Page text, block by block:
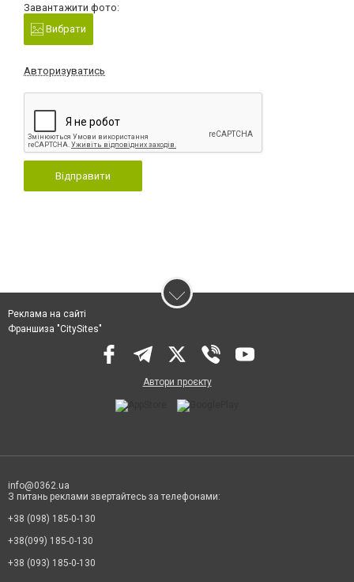
Завантажити фото:
Вибрати
Авторизуватись
Відправити
Реклама на сайті
Франшиза "CitySites"
Автори проєкту
info@0362.ua
З питань реклами звертайтесь за телефонами:
+38 (098) 185-0-130
+38(099) 185-0-130
+38 (093) 185-0-130